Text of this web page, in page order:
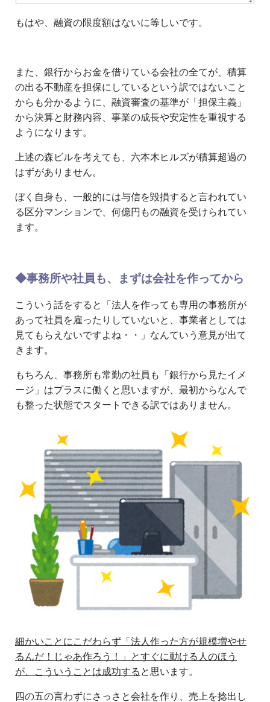
もはや、融資の限度額はないに等しいです。
また、銀行からお金を借りている会社の全てが、積算
の出る不動産を担保にしているという訳ではないこと
からも分かるように、融資審査の基準が「担保主義」
から決算と財務内容、事業の成長や安定性を重視する
ようになります。
上述の森ビルを考えても、六本木ヒルズが積算超過の
はずがありません。
ぼく自身も、一般的には与信を毀損すると言われてい
る区分マンションで、何億円もの融資を受けられてい
ます。
◆事務所や社員も、まずは会社を作ってから
こういう話をすると「法人を作っても専用の事務所が
あって社員を雇ったりしていないと、事業者としては
見てもらえないですよね・・」なんていう意見が出て
きます。
もちろん、事務所も常勤の社員も「銀行から見たイメ
ージ」はプラスに働くと思いますが、最初からなんで
も整った状態でスタートできる訳ではありません。
細かいことにこだわらず「法人作った方が規模増やせ
るんだ！じゃあ作ろう！」とすぐに動ける人のほう
が、こういうことは成功する と思います。
四の五の言わずにさっさと会社を作り、売上を捻出し